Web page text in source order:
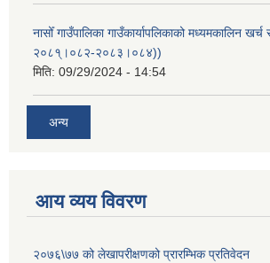
नासोँ गाउँपालिका गाउँकार्यापलिकाको मध्यमकालिन
२०८१्।०८२-२०८३।०८४))
मिति: 09/29/2024 - 14:54
अन्य
आय व्यय विवरण
२०७६\७७ को लेखापरीक्षणको प्रारम्भिक प्रतिवेदन